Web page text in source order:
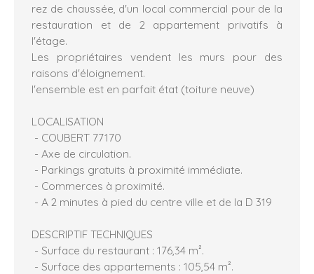
rez de chaussée, d'un local commercial pour de la
restauration et de 2 appartement privatifs à
l'étage.
Les propriétaires vendent les murs pour des
raisons d'éloignement.
l'ensemble est en parfait état (toiture neuve)
LOCALISATION
- COUBERT 77170
- Axe de circulation.
- Parkings gratuits à proximité immédiate.
- Commerces à proximité.
- A 2 minutes à pied du centre ville et de la D 319
DESCRIPTIF TECHNIQUES
- Surface du restaurant : 176,34 m².
- Surface des appartements : 105,54 m².